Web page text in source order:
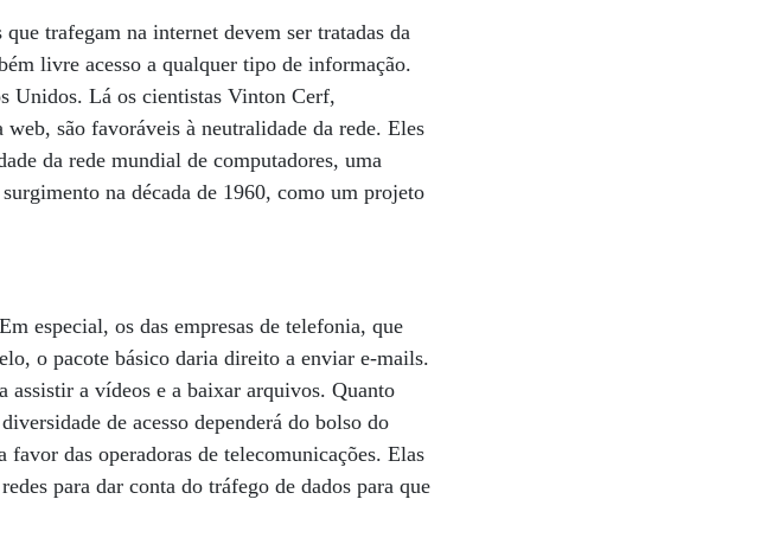
trafegam na internet devem ser tratadas da
livre acesso a qualquer tipo de informação.
Unidos. Lá os cientistas Vinton Cerf,
são favoráveis à neutralidade da rede. Eles
da rede mundial de computadores, uma
na década de 1960, como um projeto
especial, os das empresas de telefonia, que
o pacote básico daria direito a enviar e-mails.
assistir a vídeos e a baixar arquivos. Quanto
de acesso dependerá do bolso do
das operadoras de telecomunicações. Elas
para dar conta do tráfego de dados para que